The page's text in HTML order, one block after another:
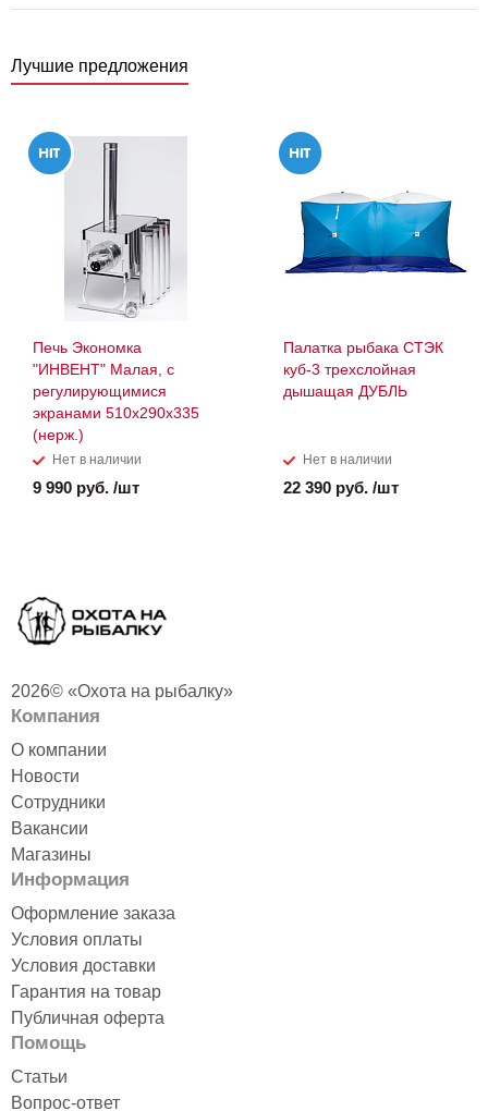
Лучшие предложения
Печь Экономка
"ИНВЕНТ" Малая, с
регулирующимися
экранами 510х290х335
(нерж.)
Нет в наличии
9 990 руб. /шт
Палатка рыбака СТЭК
куб-3 трехслойная
дышащая ДУБЛЬ
Нет в наличии
22 390 руб. /шт
2026© «Охота на рыбалку»
Компания
О компании
Новости
Сотрудники
Вакансии
Магазины
Информация
Оформление заказа
Условия оплаты
Условия доставки
Гарантия на товар
Публичная оферта
Помощь
Статьи
Вопрос-ответ